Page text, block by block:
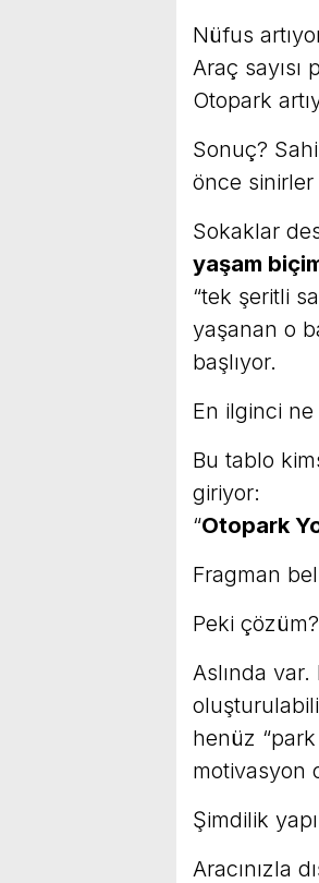
Nüfus
Araç sayısı
Otopark
Sonuç?
önce sinirler
Sokaklar
yaşam
“tek şeritli
yaşanan o
başlıyor.
En ilginci
Bu tablo
giriyor:
“Otopark
Fragman
Peki çözüm?
Aslında
henüz
motivasyon
Şimdilik
Aracınızla